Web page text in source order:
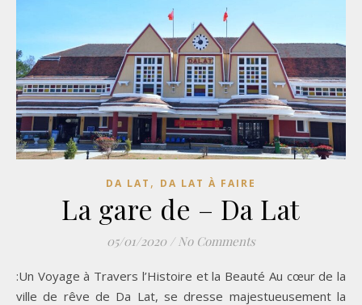
DA LAT , DA LAT À FAIRE
La gare de – Da Lat
05/01/2020 / No Comments
:Un Voyage à Travers l’Histoire et la Beauté Au cœur de la
ville de rêve de Da Lat, se dresse majestueusement la